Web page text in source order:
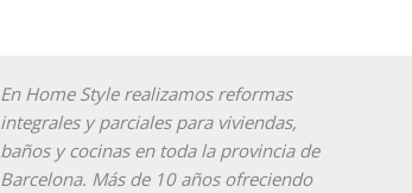
En Home Style realizamos reformas
integrales y parciales para viviendas,
baños y cocinas en toda la provincia de
Barcelona. Más de 10 años ofreciendo
Instagram
YouTube